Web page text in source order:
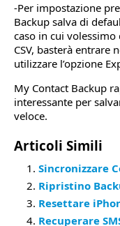
-Per impostazione
Backup salva di
caso in cui
CSV, basterà entrare
utilizzare l’opzione
My Contact Backup
interessante per
veloce.
Articoli Simili
Sincronizzare
Ripristino
Resettare
Recuperare